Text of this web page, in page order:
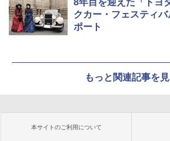
クカー・フェスティ
ポート
もっと関連記事を
本サイトのご利用について